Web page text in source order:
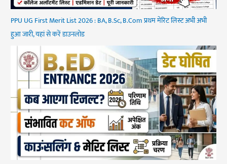
PPU UG First Merit List 2026 : BA, B.Sc, B.Com प्रथम मेरिट लिस्ट अभी अभी
हुआ जारी, यहां से करें डाउनलोड